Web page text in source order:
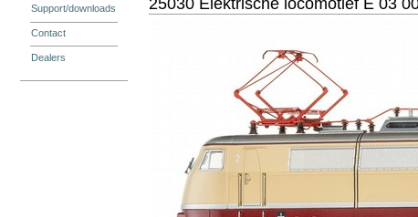
Support/downloads
Contact
Dealers
25030 Elektrische locomotief E 03